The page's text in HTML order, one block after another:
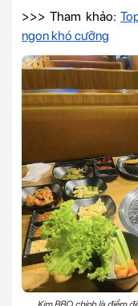
>>> Tham khảo:
ngon khó cưỡng